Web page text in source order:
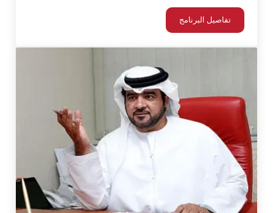
تفاصيل البرنامجبرنامج الإتيكيت الإجتماعي